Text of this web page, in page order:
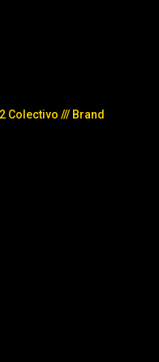
Colectivo /// Brand